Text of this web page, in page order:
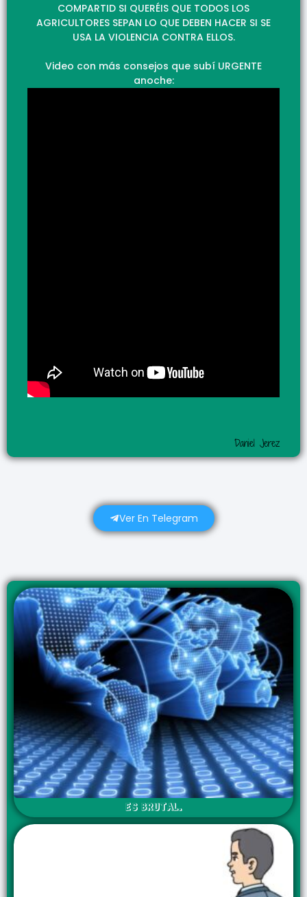
COMPARTID SI QUERÉIS QUE TODOS LOS
AGRICULTORES SEPAN LO QUE DEBEN HACER SI SE
USA LA VIOLENCIA CONTRA ELLOS.
Video con más consejos que subí URGENTE
anoche:
Daniel Jerez
Ver En Telegram
ES BRUTAL.